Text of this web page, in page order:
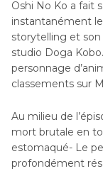
Oshi No Ko a fait
instantanément
storytеlling et
studio Doga
personnage
classements sur
Au milieu de
mort brutale en
estomaqué- Le
profondément